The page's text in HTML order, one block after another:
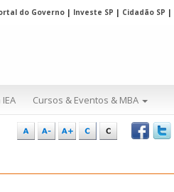
do Governo | Investe SP | Cidadão SP |
Cursos & Eventos & MBA